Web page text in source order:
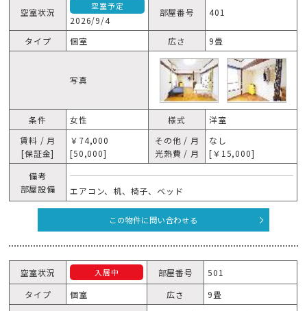
空室状況
空室予定
2026/9/4
部屋番号 401
タイプ 個室 広さ 9畳
写真
条件 女性 様式
洋室
賃料 / 月
[保証金]
￥74,000
[50,000]
その他 / 月
光熱費 / 月
なし
[￥15,000]
備考
部屋設備
エアコン、机、椅子、ベッド
この物件に問い合わせる
空室状況 入居中 部屋番号
501
タイプ
個室 広さ 9畳